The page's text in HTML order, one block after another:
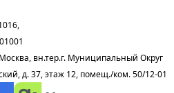
вн.тер.г. Муниципальный Округ
д. 37, этаж 12, помещ./ком. 50/12-01